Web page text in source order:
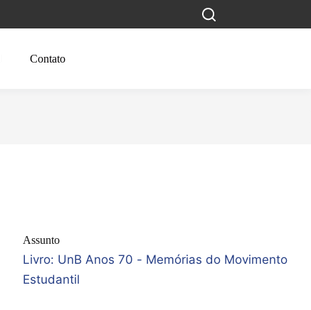
Contato
Assunto
Livro: UnB Anos 70 - Memórias do Movimento
Estudantil